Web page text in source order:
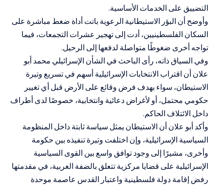
التضييق على الخدمات الأساسية.
وأوضح أن البؤر الاستيطانية الرعوية باتت أداة ضغط مباشرة على
السكان الفلسطينيين، أدت إلى تهجير عشرات التجمعات، فيما
تواجه أخرى ضغوطًا متواصلة لدفعها إلى الرحيل.
وفي السياق ذاته، رأى الباحث في الشأن الإسرائيلي محمد أبو
علان أن اقتراب الانتخابات الإسرائيلية أسهم في تسريع وتيرة
الاستيطان، سواء بهدف فرض وقائع على الأرض قبل أي تغيير
حكومي محتمل، أو لأغراض دعائية وانتخابية، خصوصًا لدى أطراف
داخل الائتلاف الحاكم.
وأكد أبو علان أن الاستيطان يمثل سياسة ثابتة داخل المنظومة
السياسية الإسرائيلية، وإن اختلفت وتيرة تنفيذه بين حكومة
وأخرى، مشيرًا إلى وجود توافق واسع بين القوى السياسية
الإسرائيلية على قضايا مركزية تتعلق بالضفة الغربية، في مقدمتها
رفض إقامة دولة فلسطينية واعتبار القدس عاصمة موحدة